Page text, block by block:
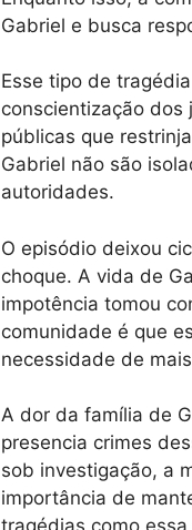
Gabriel e busca
Esse tipo de
conscientização dos
públicas que
Gabriel não são
autoridades.
O episódio deixou
choque. A vida de
impotência tomou
comunidade é que
necessidade de
A dor da família de
presencia crimes
sob investigação, a
importância de